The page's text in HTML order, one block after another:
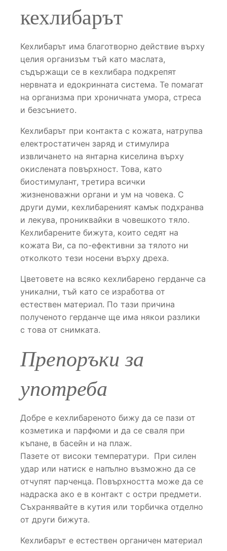
кехлибарът
Кехлибарът има благотворно действие върху
целия организъм тъй като маслата,
съдържащи се в кехлибара подкрепят
нервната и едокринната система. Те помагат
на организма при хроничната умора, стреса
и безсънието.
Кехлибарът при контакта с кожата, натрупва
електростатичен заряд и стимулира
извличането на янтарна киселина върху
окислената повърхност. Това, като
биостимулант, третира всички
жизненоважни органи и ум на човека. С
други думи, кехлибареният камък подхранва
и лекува, прониквайки в човешкото тяло.
Кехлибарените бижута, които седят на
кожата Ви, са по-ефективни за тялото ни
отколкото тези носени върху дреха.
Цветовете на всяко кехлибарено герданче са
уникални, тъй като се изработва от
естествен материал. По тази причина
полученото герданче ще има някои разлики
с това от снимката.
Препоръки за
употреба
Добре е кехлибареното бижу да се пази от
козметика и парфюми и да се сваля при
къпане, в басейн и на плаж.
Пазете от високи температури. При силен
удар или натиск е напълно възможно да се
отчупят парченца. Повърхността може да се
надраска ако е в контакт с остри предмети.
Съхранявайте в кутия или торбичка отделно
от други бижута.
Кехлибарът е естествен органичен материал